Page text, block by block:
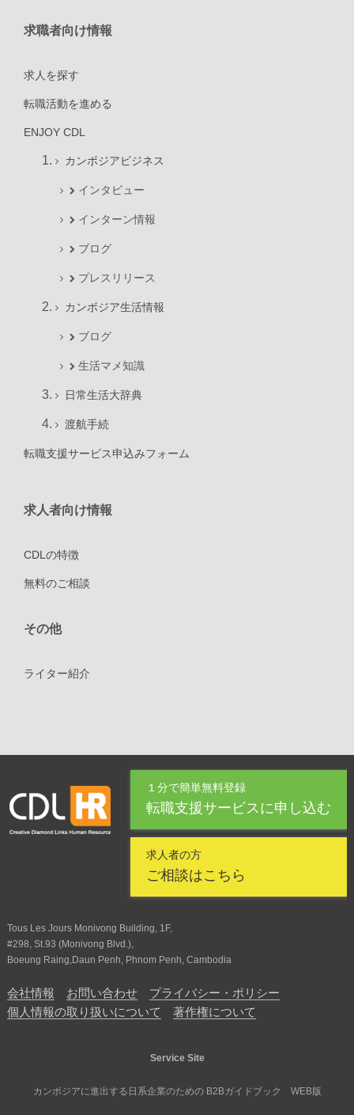
求職者向け情報
求人を探す
転職活動を進める
ENJOY CDL
カンボジアビジネス
インタビュー
インターン情報
ブログ
プレスリリース
カンボジア生活情報
ブログ
生活マメ知識
日常生活大辞典
渡航手続
転職支援サービス申込みフォーム
求人者向け情報
CDLの特徴
無料のご相談
その他
ライター紹介
１分で簡単無料登録
転職支援サービスに申し込む
求人者の方
ご相談はこちら
Tous Les Jours Monivong Building, 1F,
#298, St.93 (Monivong Blvd.),
Boeung Raing,Daun Penh, Phnom Penh, Cambodia
会社情報 お問い合わせ
プライバシー・ポリシー
個人情報の取り扱いについて
著作権について
Service Site
カンボジアに進出する日系企業のための B2Bガイドブック WEB版